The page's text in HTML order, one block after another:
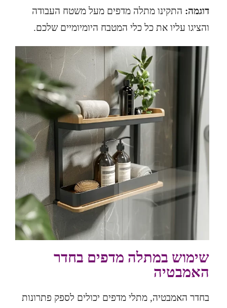
דוגמה: התקינו מתלה מדפים מעל משטח העבודה
והציגו עליו את כל כלי המטבח היומיומיים שלכם.
שימוש במתלה מדפים בחדר
האמבטיה
בחדר האמבטיה, מתלי מדפים יכולים לספק פתרונות